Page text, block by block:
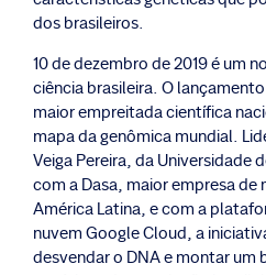
dos brasileiros.
10 de dezembro de 2019 é um
ciência brasileira. O
maior empreitada científica
mapa da genômica mundial.
Veiga Pereira, da Universidade
com a Dasa, maior empresa
América Latina, e com a
nuvem Google Cloud, a
desvendar o DNA e montar um